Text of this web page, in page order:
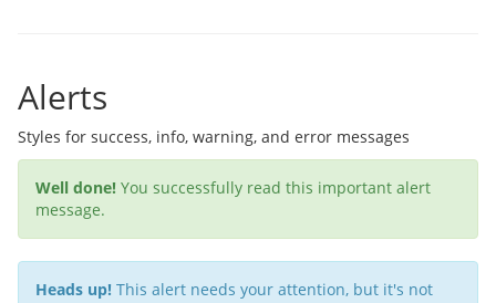
Alerts
Styles for success, info, warning, and error messages
Well done! You successfully read this important alert
message.
Heads up! This alert needs your attention, but it's not